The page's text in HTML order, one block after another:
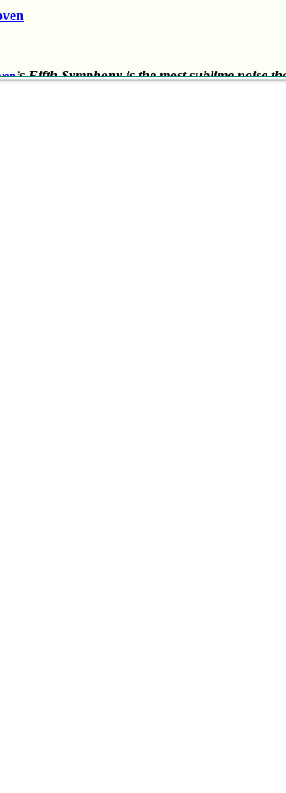
’s Fifth Symphony is the most sublime noise